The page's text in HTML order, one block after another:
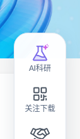
AI科研
关注下载